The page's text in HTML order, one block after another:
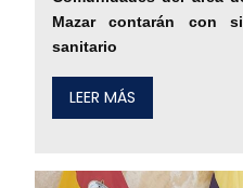
Mazar contarán con
sanitario
LEER MÁS